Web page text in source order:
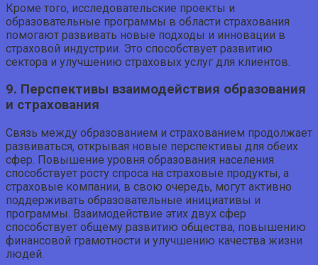
Кроме того, исследовательские проекты и
образовательные программы в области страхования
помогают развивать новые подходы и инновации в
страховой индустрии. Это способствует развитию
сектора и улучшению страховых услуг для клиентов.
9. Перспективы взаимодействия образования
и страхования
Связь между образованием и страхованием продолжает
развиваться, открывая новые перспективы для обеих
сфер. Повышение уровня образования населения
способствует росту спроса на страховые продукты, а
страховые компании, в свою очередь, могут активно
поддерживать образовательные инициативы и
программы. Взаимодействие этих двух сфер
способствует общему развитию общества, повышению
финансовой грамотности и улучшению качества жизни
людей.